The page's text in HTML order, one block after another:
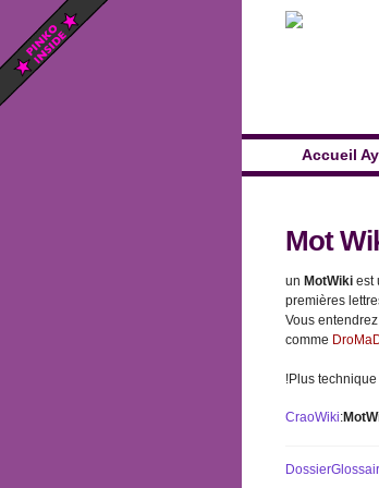
Accueil
Mot
un MotWiki est
premières
Vous
comme
!Plus technique
CraoWiki: